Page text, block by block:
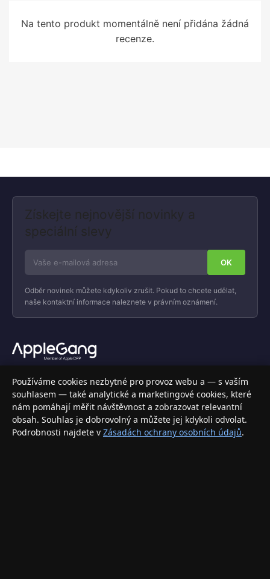
Na tento produkt momentálně není přidána žádná
recenze.
Získejte nejnovější novinky a
speciální slevy
Odběr novinek můžete kdykoliv zrušit. Pokud to chcete udělat,
naše kontaktní informace naleznete v právním oznámení.
Váš specializovaný obchod s Apple produkty, příslušenstvím a
elektronikou. Nakupujte bezpečně a s jistotou.
INFORMACE
Doprava a doručení
Používáme cookies nezbytné pro provoz webu a — s vaším
souhlasem — také analytické a marketingové cookies, které
nám pomáhají měřit návštěvnost a zobrazovat relevantní
obsah. Souhlas je dobrovolný a můžete jej kdykoli odvolat.
Podrobnosti najdete v Zásadách ochrany osobních údajů.